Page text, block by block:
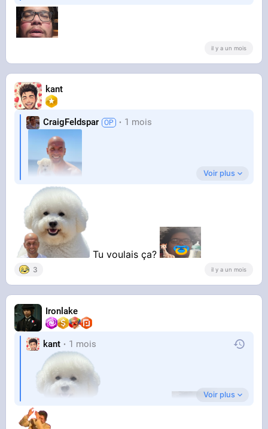
il y a un mois
kant
CraigFeldspar 1 mois
Merci par avance
Voir plus
Tu voulais ça?
3 il y a un mois
Ironlake
kant 1 mois
Voir plus